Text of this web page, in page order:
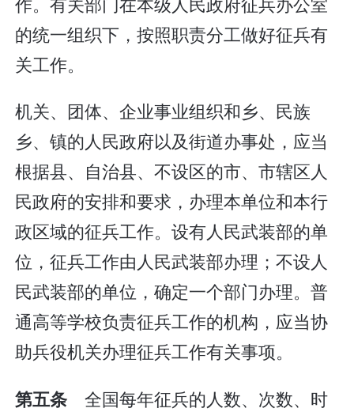
的统一组织下，按照职责分工做好征兵有
关工作。
机关、团体、企业事业组织和乡、民族
乡、镇的人民政府以及街道办事处，应当
根据县、自治县、不设区的市、市辖区人
民政府的安排和要求，办理本单位和本行
政区域的征兵工作。设有人民武装部的单
位，征兵工作由人民武装部办理；不设人
民武装部的单位，确定一个部门办理。普
通高等学校负责征兵工作的机构，应当协
助兵役机关办理征兵工作有关事项。
第五条 全国每年征兵的人数、次数、时